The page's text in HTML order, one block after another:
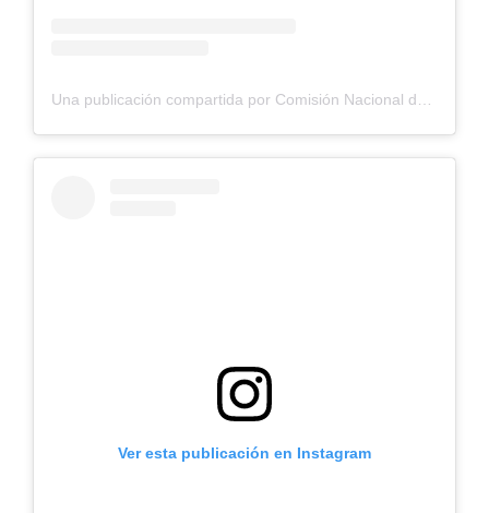
Una publicación compartida por Comisión Nacional de Riego (@cnrchile)
Ver esta publicación en Instagram